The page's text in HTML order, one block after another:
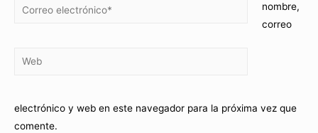
nombre,
correo
electrónico y web en este navegador para la próxima vez que
comente.